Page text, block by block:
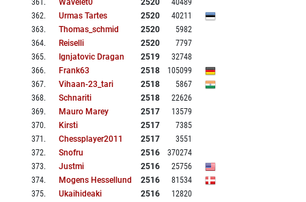
361 . Wavelet0 2520
40489
362. Urmas Tartes 2520
40211
363. Thomas_schmid 2520
5982
364. Reiselli 2520
7797
365. Ignjatovic Dragan 2519
32748
366. Frank63 2518
105099
367. Vihaan-23_tari 2518
5867
368. Schnariti 2518
22626
369. Mauro Marey 2517
13579
370. Kirsti 2517
7385
371 . Chessplayer2011 2517
3551
372. Snofru 2516
370274
373. Justmi 2516
25756
374. Mogens Hessellund 2516
81534
375. Ukaihideaki 2516 12820